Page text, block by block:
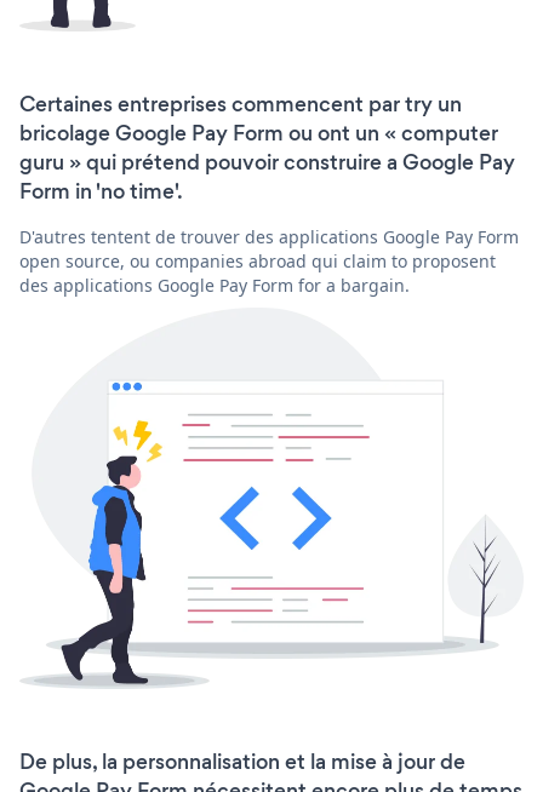
Certaines entreprises commencent par try un
bricolage Google Pay Form ou ont un « computer
guru » qui prétend pouvoir construire a Google Pay
Form in 'no time'.
D'autres tentent de trouver des applications Google Pay Form
open source, ou companies abroad qui claim to proposent
des applications Google Pay Form for a bargain.
De plus, la personnalisation et la mise à jour de